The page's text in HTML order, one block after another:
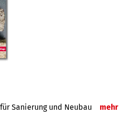
Sanierung und Neubau mehr